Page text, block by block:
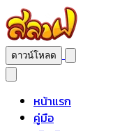
ดาวน์โหลด
หน้าแรก
คู่มือ